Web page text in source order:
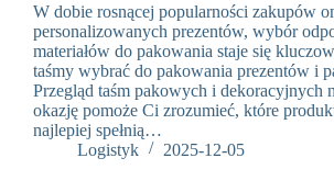
W dobie rosnącej popularności zakupów
personalizowanych prezentów, wybór
materiałów do pakowania staje się
taśmy wybrać do pakowania prezentów i
Przegląd taśm pakowych i dekoracyjnych
okazję pomoże Ci zrozumieć, które
najlepiej spełnią…
Logistyk
2025-12-05